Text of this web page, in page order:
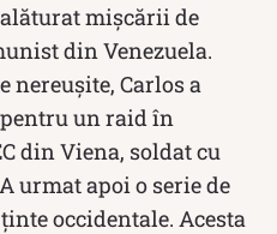
mișcării de
din Venezuela.
nereușite, Carlos a
un raid în
din Viena, soldat cu
urmat apoi o serie de
occidentale. Acesta